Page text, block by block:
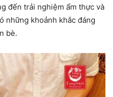
đến trải nghiệm ẩm thực và
những khoảnh khắc đáng
bè.